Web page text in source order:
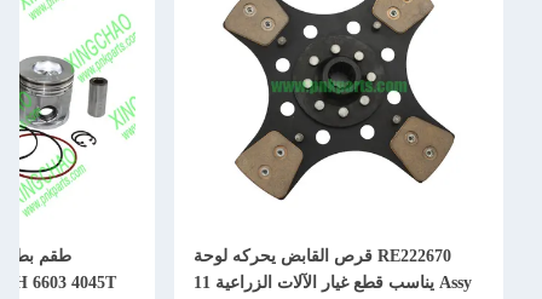
RE222670 قرص القابض يحركه لوحة
Assy يناسب قطع غيار الآلات الزراعية 11
6603 4045T